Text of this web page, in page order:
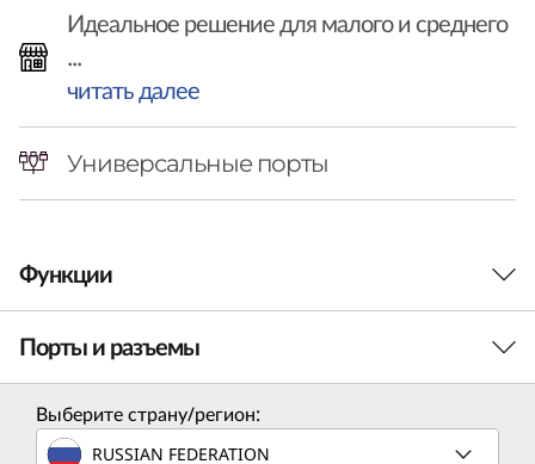
|
a
Идеальное решение для малого и среднего
...
читать далее
Универсальные порты
Функции
СОВРЕМЕННЫЙ НАСТОЛЬНЫЙ ПК С
ПОДДЕРЖКОЙ ИИ ДЛЯ НУЖД МАЛОГО И
СРЕДНЕГО БИЗНЕСА
Высокая
Порты и разъемы
Выберите страну/регион:
RUSSIAN FEDERATION